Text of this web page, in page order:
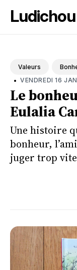
Ludichou
blog
Valeurs
• VENDREDI 16
Le
Eulalia
Une histoire
bonheur,
juger trop